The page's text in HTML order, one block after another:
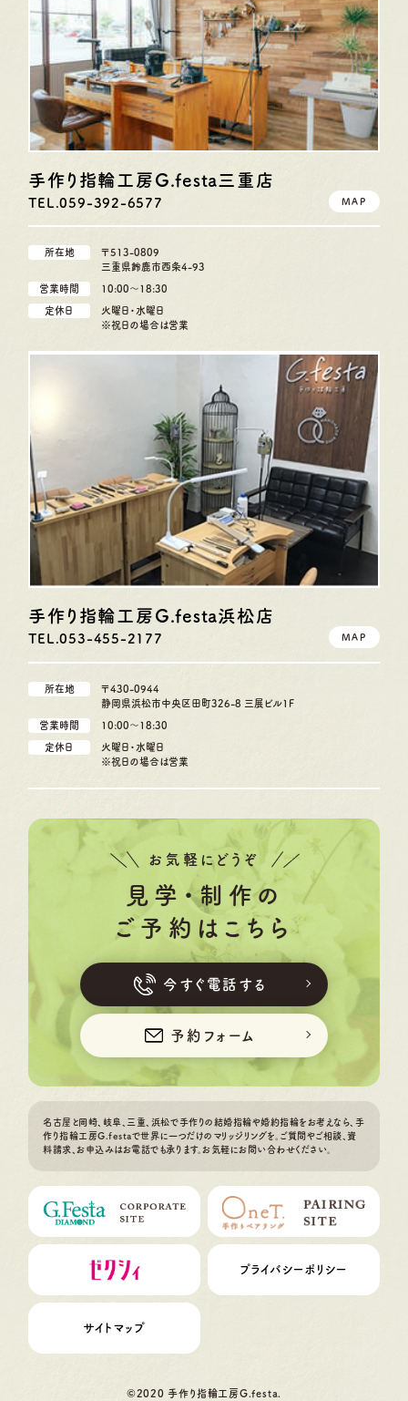
手作り指輪工房G.festa 三重店
TEL.059-392-6577 MAP
所在地
〒513-0809
三重県鈴鹿市西条4-93
営業時間 10:00〜18:30
定休日
火曜日・水曜日
※祝日の場合は営業
手作り指輪工房G.festa浜松店
TEL.053-455-2177 MAP
所在地
〒430-0944
静岡県浜松市中央区田町326-8 三展ビル1F
営業時間 10:00〜18:30
定休日
火曜日・水曜日
※祝日の場合は営業
お気軽にどうぞ
見学・制作の
ご予約はこちら
今すぐ電話する
予約フォーム
名古屋と岡崎、岐阜、三重、浜松で手作りの結婚指輪や婚約指輪をお考えなら、手
作り指輪工房G.festaで世界に一つだけのマリッジリングを。ご質問やご相談、資
料請求、お申込みはお電話でも承ります。お気軽にお問い合わせください。
プライバシーポリシー
サイトマップ
©2020 手作り指輪工房G.festa.